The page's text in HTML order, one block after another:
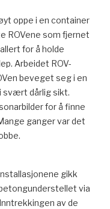
oppe i en container
ROVene som fjernet
for å holde
Arbeidet ROV-
beveget seg i en
svært dårlig sikt.
for å finne
ganger var det
gikk
via
av de